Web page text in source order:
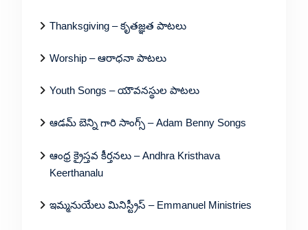
Thanksgiving – కృతజ్ఞత పాటలు
Worship – ఆరాధనా పాటలు
Youth Songs – యౌవనస్థుల పాటలు
ఆడమ్ బెన్ని గారి సాంగ్స్ – Adam Benny Songs
ఆంధ్ర క్రైస్తవ కీర్తనలు – Andhra Kristhava
Keerthanalu
ఇమ్మనుయేలు మినిస్ట్రీస్ – Emmanuel Ministries